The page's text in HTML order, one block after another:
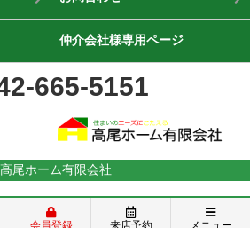
仲介会社様専用ページ
665-5151
尾ホーム有限会社
会員登録 来店予約 メニュー